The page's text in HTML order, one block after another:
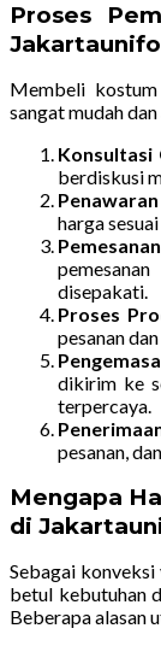
Proses
Membeli
sangat mudah
Konsultasi
berdiskusi
harga
disepakati.
Proses
pesanan
dikirim ke
terpercaya.
pesanan,
Mengapa
di
Sebagai konveksi
betul kebutuhan
Beberapa alasan